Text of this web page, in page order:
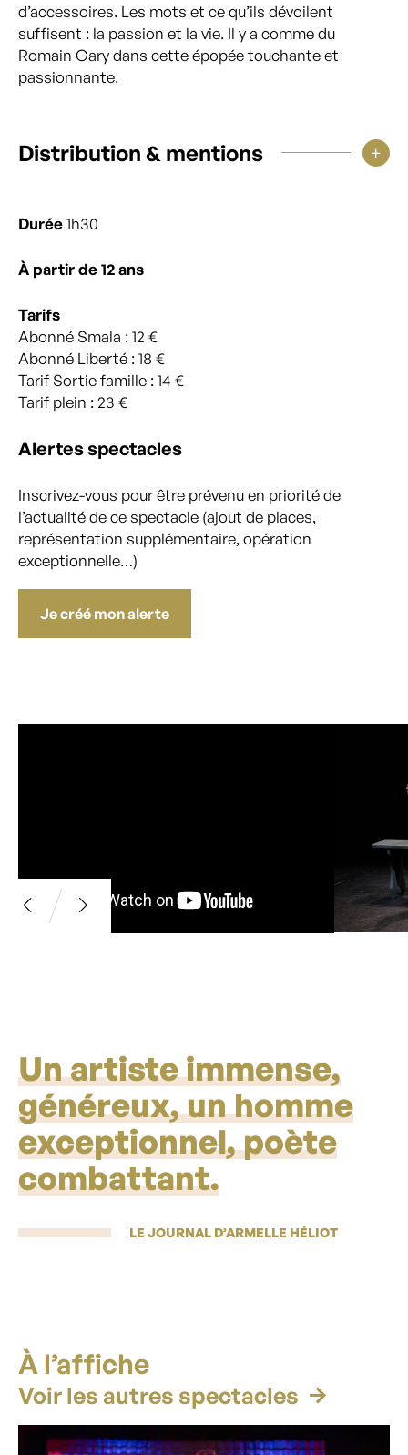
d’accessoires. Les mots et ce qu’ils dévoilent
suffisent : la passion et la vie. Il y a comme du
Romain Gary dans cette épopée touchante et
passionnante.
Distribution & mentions
Durée1h30
À partir de 12 ans
Tarifs
Abonné Smala : 12 €
Abonné Liberté : 18 €
Tarif Sortie famille : 14 €
Tarif plein : 23 €
Alertes spectacles
Inscrivez-vous pour être prévenu en priorité de
l’actualité de ce spectacle (ajout de places,
représentation supplémentaire, opération
exceptionnelle…)
Je créé mon alerte
Un artiste immense,
généreux, un homme
exceptionnel, poète
combattant.
LE JOURNAL D’ARMELLE HÉLIOT
À l’affiche
Voir les autres spectacles